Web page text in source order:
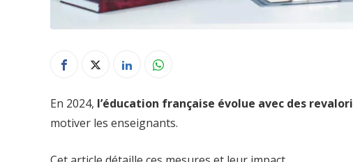
En 2024, l’éducation française évolue avec des
motiver les enseignants.